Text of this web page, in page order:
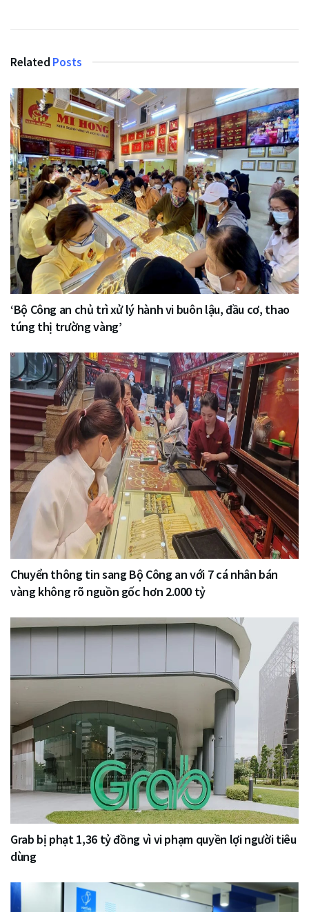
Related Posts
‘Bộ Công an chủ trì xử lý hành vi buôn lậu, đầu cơ, thao
túng thị trường vàng’
Chuyển thông tin sang Bộ Công an với 7 cá nhân bán
vàng không rõ nguồn gốc hơn 2.000 tỷ
Grab bị phạt 1,36 tỷ đồng vì vi phạm quyền lợi người tiêu
dùng